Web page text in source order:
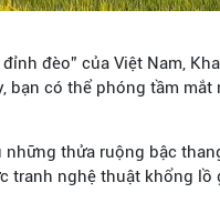
đèo” của Việt Nam,
bạn có thể phóng tầm
thửa ruộng bậc
tranh nghệ thuật khổng lồ